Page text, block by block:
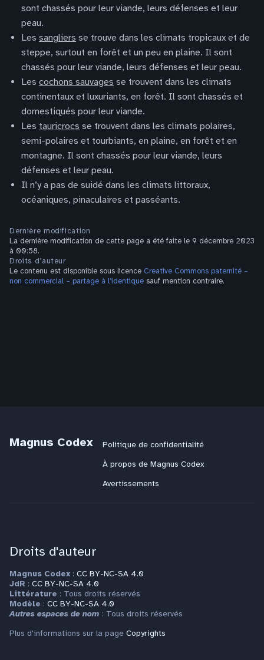
sont chassés pour leur viande, leurs défenses et leur
peau.
Les sangliers se trouve dans les climats tropicaux et de
steppe, surtout en forêt et un peu en plaine. Il sont
chassés pour leur viande, leurs défenses et leur peau.
Les cochons sauvages se trouvent dans les climats
continentaux et luxuriants, en forêt. Il sont chassés et
domestiqués pour leur viande.
Les tauricrocs se trouvent dans les climats polaires,
semi-polaires et tourbiants, en plaine, en forêt et en
montagne. Il sont chassés pour leur viande, leurs
défenses et leur peau.
Il n’y a pas de suidé dans les climats littoraux,
océaniques, pinaculaires et passéants.
Dernière modification
La dernière modification de cette page a été faite le 9 décembre 2023
à 00:58.
Droits d’auteur
Le contenu est disponible sous licence Creative Commons paternité –
non commercial – partage à l’identique sauf mention contraire.
Magnus Codex
Politique de confidentialité
À propos de Magnus Codex
Avertissements
Droits d'auteur
Magnus Codex : CC BY-NC-SA 4.0
JdR : CC BY-NC-SA 4.0
Littérature : Tous droits réservés
Modèle : CC BY-NC-SA 4.0
Autres espaces de nom : Tous droits réservés
Plus d'informations sur la page Copyrights